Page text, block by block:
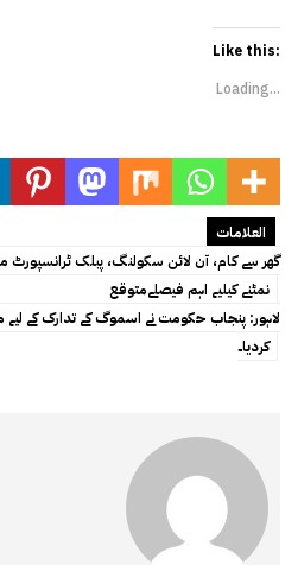
Like this:
Loading...
العلامات
گھر سے کام، آن لائن سکولنگ، پبلک
نمٹنے کیلیے اہم فیصلےمتوقع
لاہور: پنجاب حکومت نے اسموگ کے تدارک کے
کردیا۔